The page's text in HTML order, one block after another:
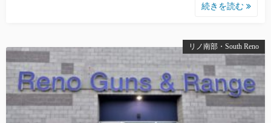
続きを読む
リノ南部・South Reno